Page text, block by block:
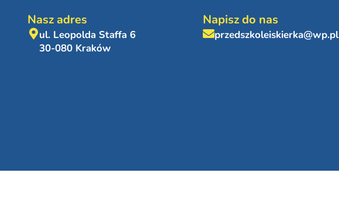
Nasz adres
ul. Leopolda Staffa 6
30-080 Kraków
Napisz do nas
przedszkoleiskierka@wp.pl